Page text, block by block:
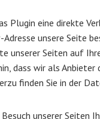
Plugin eine direkte
unsere Seite
unserer Seiten auf
dass wir als
finden Sie in der
unserer